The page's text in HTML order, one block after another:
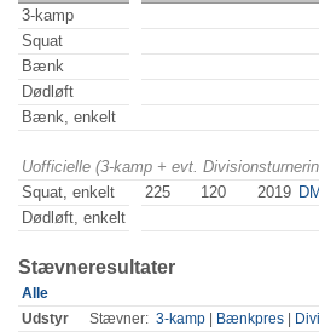
3-kamp
Squat
Bænk
Dødløft
Bænk, enkelt
Uofficielle (3-kamp + evt.
Squat, enkelt
225 120 2019
Dødløft, enkelt
Stævneresultater
Alle
Udstyr
Stævner: 3-kamp Bænkpres